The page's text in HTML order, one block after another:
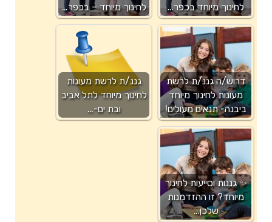
לחינוך מיוחד בכפר…
לחינוך מיוחד – בכפר…
דרוש/ה גננ/ת לרשת
מעונות לחינוך מיוחד
ביבנה- תנאים מעולים!
גננ/ת לרשת מעונות
לחינוך מיוחד לתל אביב
ובת ים-…
✨ גננות וסייעות לחינוך
מיוחד? זו ההזדמנות
שלכן…